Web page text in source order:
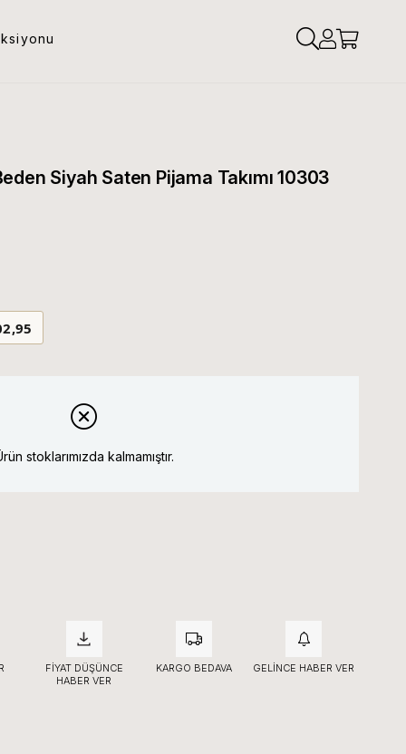
Siyah Saten Pijama Takımı 10303
stoklarımızda kalmamıştır.
FIYAT DÜŞÜNCE
HABER VER
KARGO BEDAVA GELINCE HABER VER